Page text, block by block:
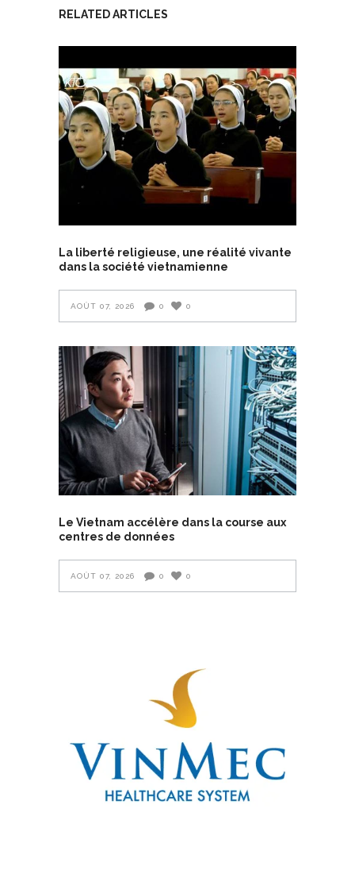
RELATED ARTICLES
La liberté religieuse, une réalité vivante
dans la société vietnamienne
AOÛT 07, 2026 0 0
Le Vietnam accélère dans la course aux
centres de données
AOÛT 07, 2026 0 0